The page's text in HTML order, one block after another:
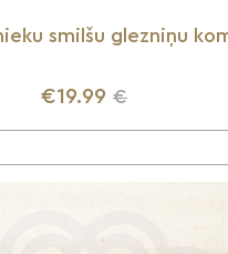
smilšu glezniņu
€19.99 €
UZZINI VAIRĀK